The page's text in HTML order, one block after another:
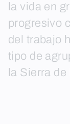
la vida en
progresivo
del trabajo
tipo de
la Sierra